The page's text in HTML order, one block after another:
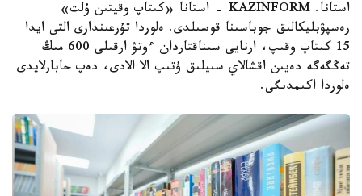
استانا. KAZINFORM - استانا «كىتاپ وقيتىن ۇلت»
رەسپۋبليكالىق جوباسىنا قوسىلدى. ەلوردا تۇرعىندارى التى ايدا
15 كىتاپ وقىپ، ارنايى سىناقتاردان ءوتۋ ارقىلى 600 مىڭ
تەڭگەگە دەيىن اقشالاي سىيلىق ۇتىپ الا الادى، دەپ حابارلايدى
ەلوردا اكىمدىگى.